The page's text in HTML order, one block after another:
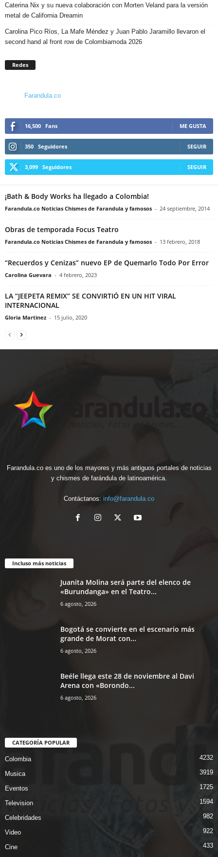
Caterina Nix y su nueva colaboración con Morten Veland para la versión
metal de California Dreamin
Carolina Pico Ríos, La Mafe Méndez y Juan Pablo Jaramillo llevaron el
second hand al front row de Colombiamoda 2026
Redes
Farandula.co
16,500 Fans ME GUSTA
350 Seguidores SEGUIR
3,099 Seguidores SEGUIR
¡Bath & Body Works ha llegado a Colombia!
Farandula.co Noticias Chismes de Farandula y famosos - 24 septiembre, 2014
Obras de temporada Focus Teatro
Farandula.co Noticias Chismes de Farandula y famosos - 13 febrero, 2018
“Recuerdos y Cenizas” nuevo EP de Quemarlo Todo Por Error
Carolina Guevara - 4 febrero, 2023
LA “JEEPETA REMIX” SE CONVIRTIÓ EN UN HIT VIRAL
INTERNACIONAL
Gloria Martinez - 15 julio, 2020
Farandula.co es uno de los mayores y más antiguos portales de noticias
y chismes de farándula de latinoamérica.
Contáctanos: info@farandula.co
Incluso más noticias
Juanita Molina será parte del elenco de
«Burundanga» en el Teatro...
6 agosto, 2026
Bogotá se convierte en el escenario más
grande de Morat con...
6 agosto, 2026
Beéle llega este 28 de noviembre al Davi
Arena con «Borondo...
6 agosto, 2026
CATEGORÍA POPULAR
Colombia 4232
Musica 3919
Eventos 1725
Television 1594
Celebridades 982
Video 922
Cine 433